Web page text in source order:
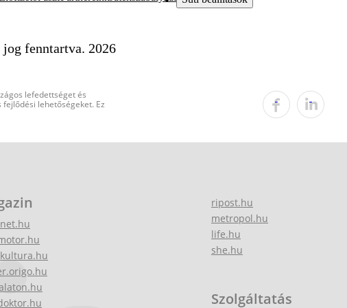
fenntartva. 2026
lefedettséget és
lehetőségeket. Ez
ripost.hu
metropol.hu
life.hu
she.hu
Szolgáltatás